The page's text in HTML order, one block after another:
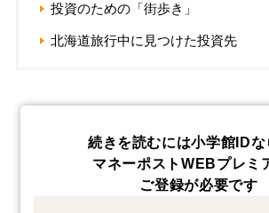
投資のための「街歩き」
北海道旅行中に見つけた投資先
続きを読むには小学館IDな
マネーポストWEBプレミ
ご登録が必要です